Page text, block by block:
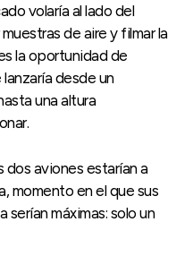
volaría al lado del
de aire y filmar la
la oportunidad de
desde un
una altura
dos aviones estarían a
momento en el que sus
máximas: solo un